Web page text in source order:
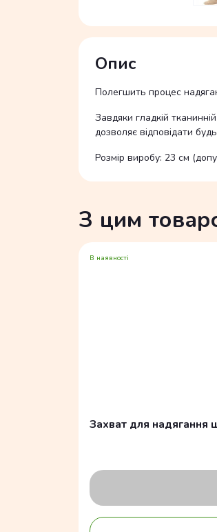
Опис
Полегшить процес
Завдяки гладкій
дозволяє відповідати
Розмір виробу: 23 см
З цим
В наявності
Захват для надягання